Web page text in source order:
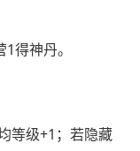
得神丹。
等级+1；若隐藏